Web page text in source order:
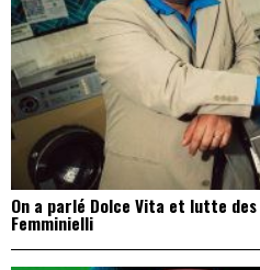
On a parlé Dolce Vita et lutte
Femminielli